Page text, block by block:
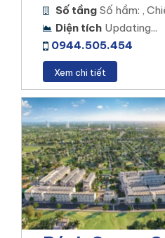
Số tầng Số hầm: ,
Diện tích Updating...
0944.505.454
Xem chi tiết